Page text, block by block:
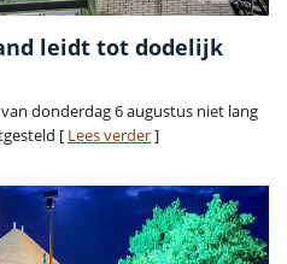
leidt tot dodelijk
donderdag 6 augustus niet lang
[ Lees verder]